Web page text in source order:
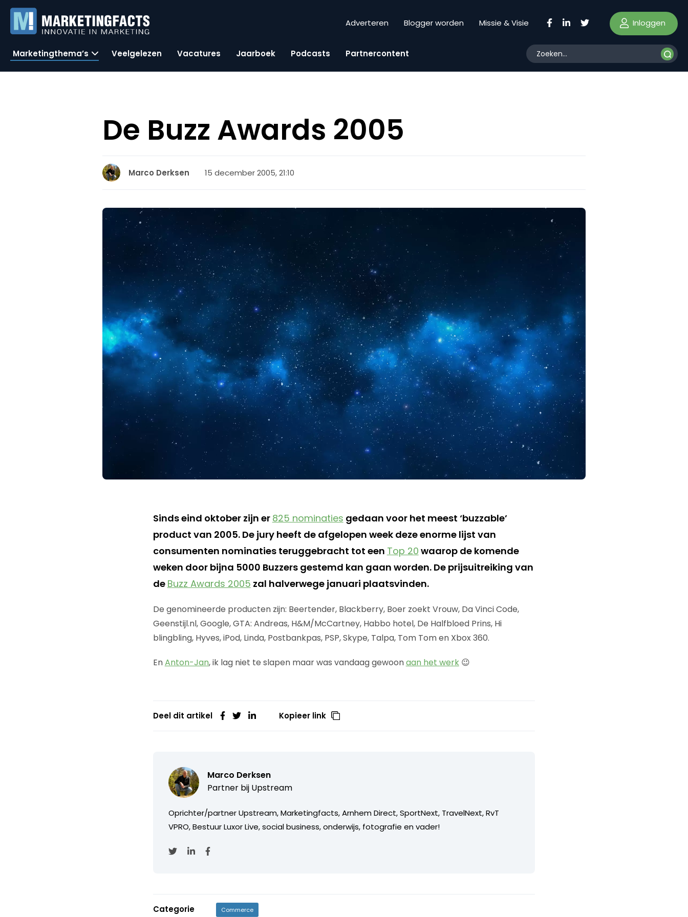
Adverteren Blogger worden Missie & Visie Inloggen
Marketingthema’s Veelgelezen Vacatures Jaarboek Podcasts Partnercontent
De Buzz Awards 2005
Marco Derksen 15 december 2005, 21:10
Sinds eind oktober zijn er 825 nominaties gedaan voor het meest ‘buzzable’
product van 2005. De jury heeft de afgelopen week deze enorme lijst van
consumenten nominaties teruggebracht tot een Top 20 waarop de komende
weken door bijna 5000 Buzzers gestemd kan gaan worden. De prijsuitreiking van
de Buzz Awards 2005 zal halverwege januari plaatsvinden.
De genomineerde producten zijn: Beertender, Blackberry, Boer zoekt Vrouw, Da Vinci Code,
Geenstijl.nl, Google, GTA: Andreas, H&M/McCartney, Habbo hotel, De Halfbloed Prins, Hi
blingbling, Hyves, iPod, Linda, Postbankpas, PSP, Skype, Talpa, Tom Tom en Xbox 360.
EnAnton-Jan, ik lag niet te slapen maar was vandaag gewoonaan het werk😉
Deel dit artikel Kopieer link
Marco Derksen
Partner bij Upstream
Oprichter/partner Upstream, Marketingfacts, Arnhem Direct, SportNext, TravelNext, RvT
VPRO, Bestuur Luxor Live, social business, onderwijs, fotografie en vader!
Categorie Commerce